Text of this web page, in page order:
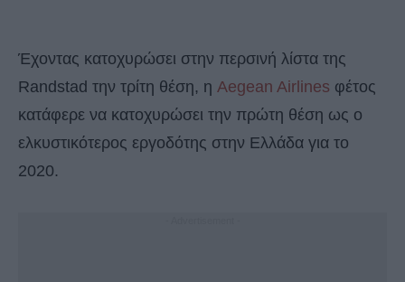
Έχοντας κατοχυρώσει στην περσινή λίστα της
Randstad την τρίτη θέση, η Aegean Airlines φέτος
κατάφερε να κατοχυρώσει την πρώτη θέση ως ο
ελκυστικότερος εργοδότης στην Ελλάδα για το
2020.